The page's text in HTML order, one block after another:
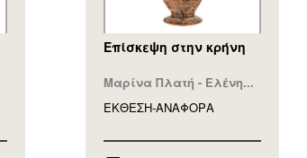
Επίσκεψη στην κρήνη
Μαρίνα Πλατή - Ελένη...
ΕΚΘΕΣΗ-ΑΝΑΦΟΡA